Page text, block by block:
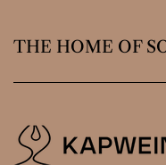
THE HOME OF